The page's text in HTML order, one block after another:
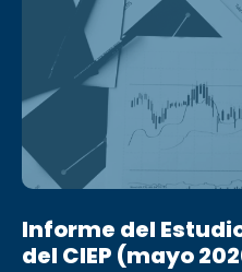
Informe del
del CIEP (mayo